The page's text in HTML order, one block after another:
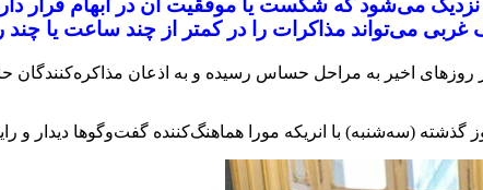
می‌شود که شکست یا موفقیت آن در ابهام قرار
می‌تواند مذاکرات را در کمتر از چند ساعت یا چند
اخیر به مراحل حساس رسیده و به اذعان مذاکره‌کنندگان
(سه‌شنبه) با انریکه مورا هماهنگ‌کننده گفت‌وگوها دیدار و